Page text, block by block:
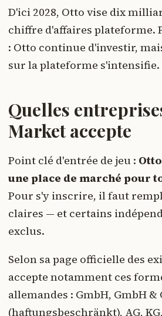
D'ici 2028, Otto vise dix
chiffre d'affaires plateforme.
: Otto continue d'investir,
sur la plateforme s'intensifie.
Quelles
Market accepte
Point clé d'entrée de jeu :
une place de marché pour
Pour s'y inscrire, il faut
claires — et certains
exclus.
Selon sa page officielle des
accepte notamment ces
allemandes : GmbH, GmbH &
(haftungsbeschränkt), AG,